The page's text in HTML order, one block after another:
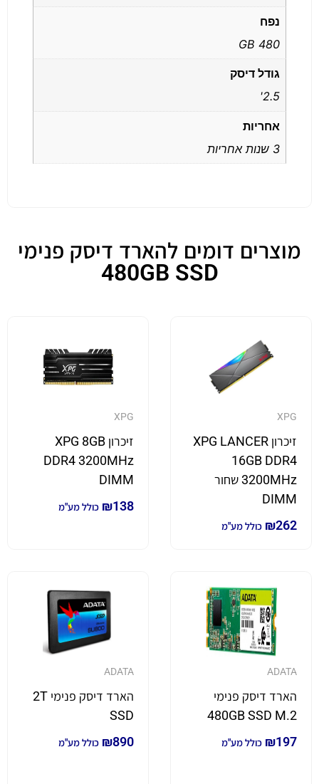
נפח
480 GB
גודל דיסק
2.5'
אחריות
3 שנות אחריות
מוצרים דומים להארד דיסק פנימי
480GB SSD
XPG
זיכרון XPG LANCER
16GB DDR4
3200MHz שחור
DIMM
₪262 כולל מע"מ
XPG
זיכרון XPG 8GB
DDR4 3200MHz
DIMM
₪138 כולל מע"מ
ADATA
הארד דיסק פנימי
480GB SSD M.2
₪197 כולל מע"מ
ADATA
הארד דיסק פנימי 2T
SSD
₪890 כולל מע"מ